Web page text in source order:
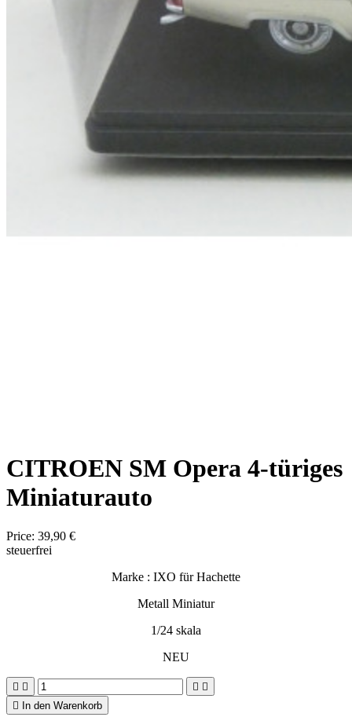
CITROEN SM Opera 4-türiges
Miniaturauto
Price: 39,90 €
steuerfrei
Marke : IXO für Hachette
Metall Miniatur
1/24 skala
NEU
   

In den Warenkorb